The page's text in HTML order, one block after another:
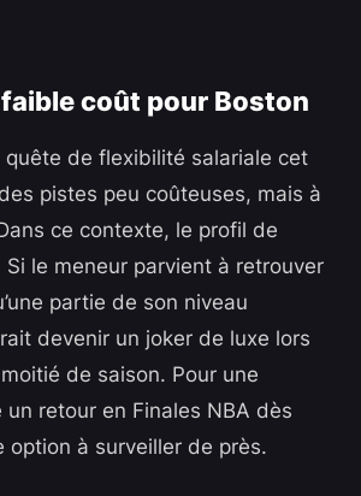
faible coût pour Boston
quête de flexibilité salariale cet
pistes peu coûteuses, mais à
ce contexte, le profil de
le meneur parvient à retrouver
partie de son niveau
devenir un joker de luxe lors
de saison. Pour une
un retour en Finales NBA dès
option à surveiller de près.